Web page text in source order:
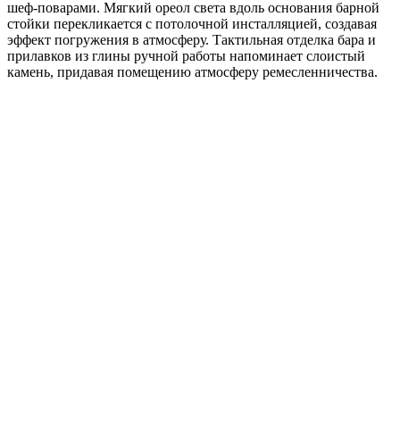
шеф-поварами. Мягкий ореол света вдоль основания барной
стойки перекликается с потолочной инсталляцией, создавая
эффект погружения в атмосферу. Тактильная отделка бара и
прилавков из глины ручной работы напоминает слоистый
камень, придавая помещению атмосферу ремесленничества.